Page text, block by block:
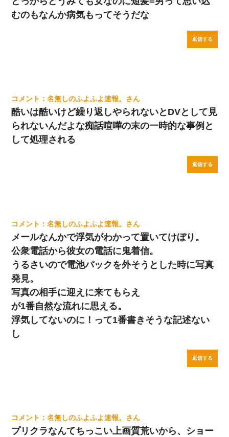
むのもなんか病気もってそうだな
返信する
名無しのふよふよ速報。
酷いは酷いけど繰り返しやられないとDVとして見
られないんだよな痴話喧嘩の末の一時的な事例と
して処理される
返信する
名無しのふよふよ速報。
メールなんかで浮気がわかって置いてけぼり。
公衆電話から彼女の電話に鬼着信。
うるさいので電池パックを外そうとした時に写真
発見。
写真の相手に迎えに来てもらえ
が1番自然な流れに思える。
浮気してないのに！って1番書きそうな記述ない
し
返信する
名無しのふよふよ速報。
プリクラなんてちっこい上画質荒いから、ショー